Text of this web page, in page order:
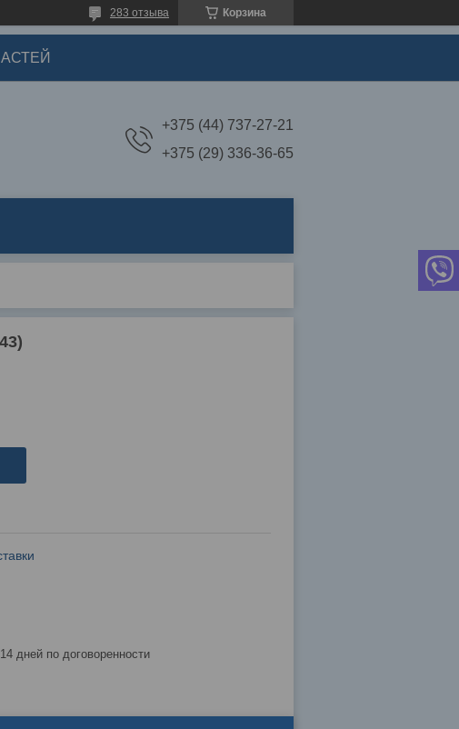
Корзина
283 отзыва
+375 (44) 737-27-21
+375 (29) 336-36-65
14 дней по договоренности